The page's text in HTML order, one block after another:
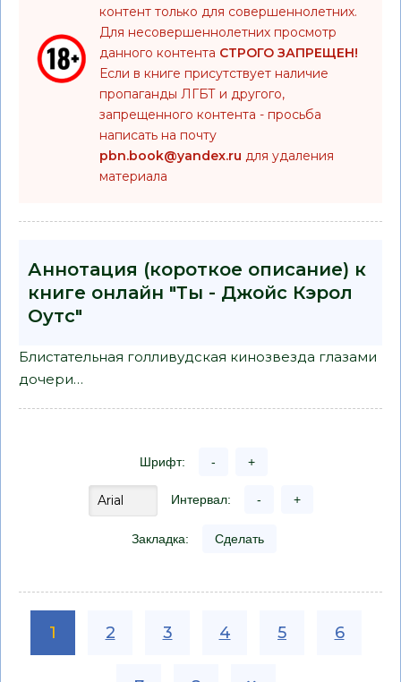
контент только для совершеннолетних.
Для несовершеннолетних просмотр
данного контента СТРОГО ЗАПРЕЩЕН!
Если в книге присутствует наличие
пропаганды ЛГБТ и другого,
запрещенного контента - просьба
написать на почту
pbn.book@yandex.ru для удаления
материала
Аннотация (короткое описание) к
книге онлайн "Ты - Джойс Кэрол
Оутс"
Блистательная голливудская кинозвезда глазами
дочери…
Шрифт: - +
Интервал: - +
Закладка: Сделать
1 2 3 4 5 6